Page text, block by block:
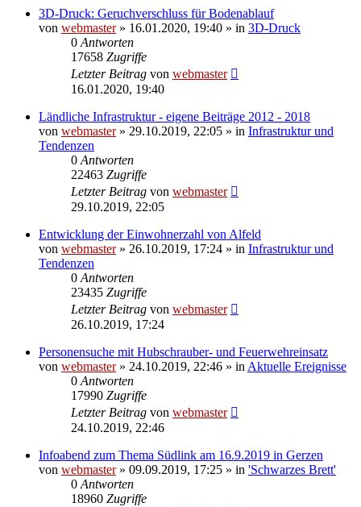
3D-Druck: Geruchverschluss für Bodenablauf
von webmaster» 16.01.2020, 19:40 » in 3D-Druck
0 Antworten
17658 Zugriffe
Letzter Beitrag von webmaster
16.01.2020, 19:40
Ländliche Infrastruktur - eigene Beiträge 2012 - 2018
von webmaster» 29.10.2019, 22:05 » in Infrastruktur und
Tendenzen
0 Antworten
22463 Zugriffe
Letzter Beitrag von webmaster
29.10.2019, 22:05
Entwicklung der Einwohnerzahl von Alfeld
von webmaster» 26.10.2019, 17:24 » in Infrastruktur und
Tendenzen
0 Antworten
23435 Zugriffe
Letzter Beitrag von webmaster
26.10.2019, 17:24
Personensuche mit Hubschrauber- und Feuerwehreinsatz
von webmaster» 24.10.2019, 22:46 » in Aktuelle Ereignisse
0 Antworten
17990 Zugriffe
Letzter Beitrag von webmaster
24.10.2019, 22:46
Infoabend zum Thema Südlink am 16.9.2019 in Gerzen
von webmaster» 09.09.2019, 17:25 » in 'Schwarzes Brett'
0 Antworten
18960 Zugriffe